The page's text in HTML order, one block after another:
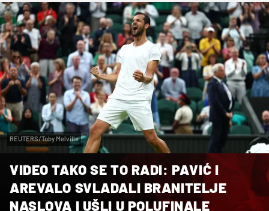
REUTERS/Toby Melville
VIDEO TAKO SE TO RADI: PAVIĆ I
AREVALO SVLADALI BRANITELJE
NASLOVA I UŠLI U POLUFINALE